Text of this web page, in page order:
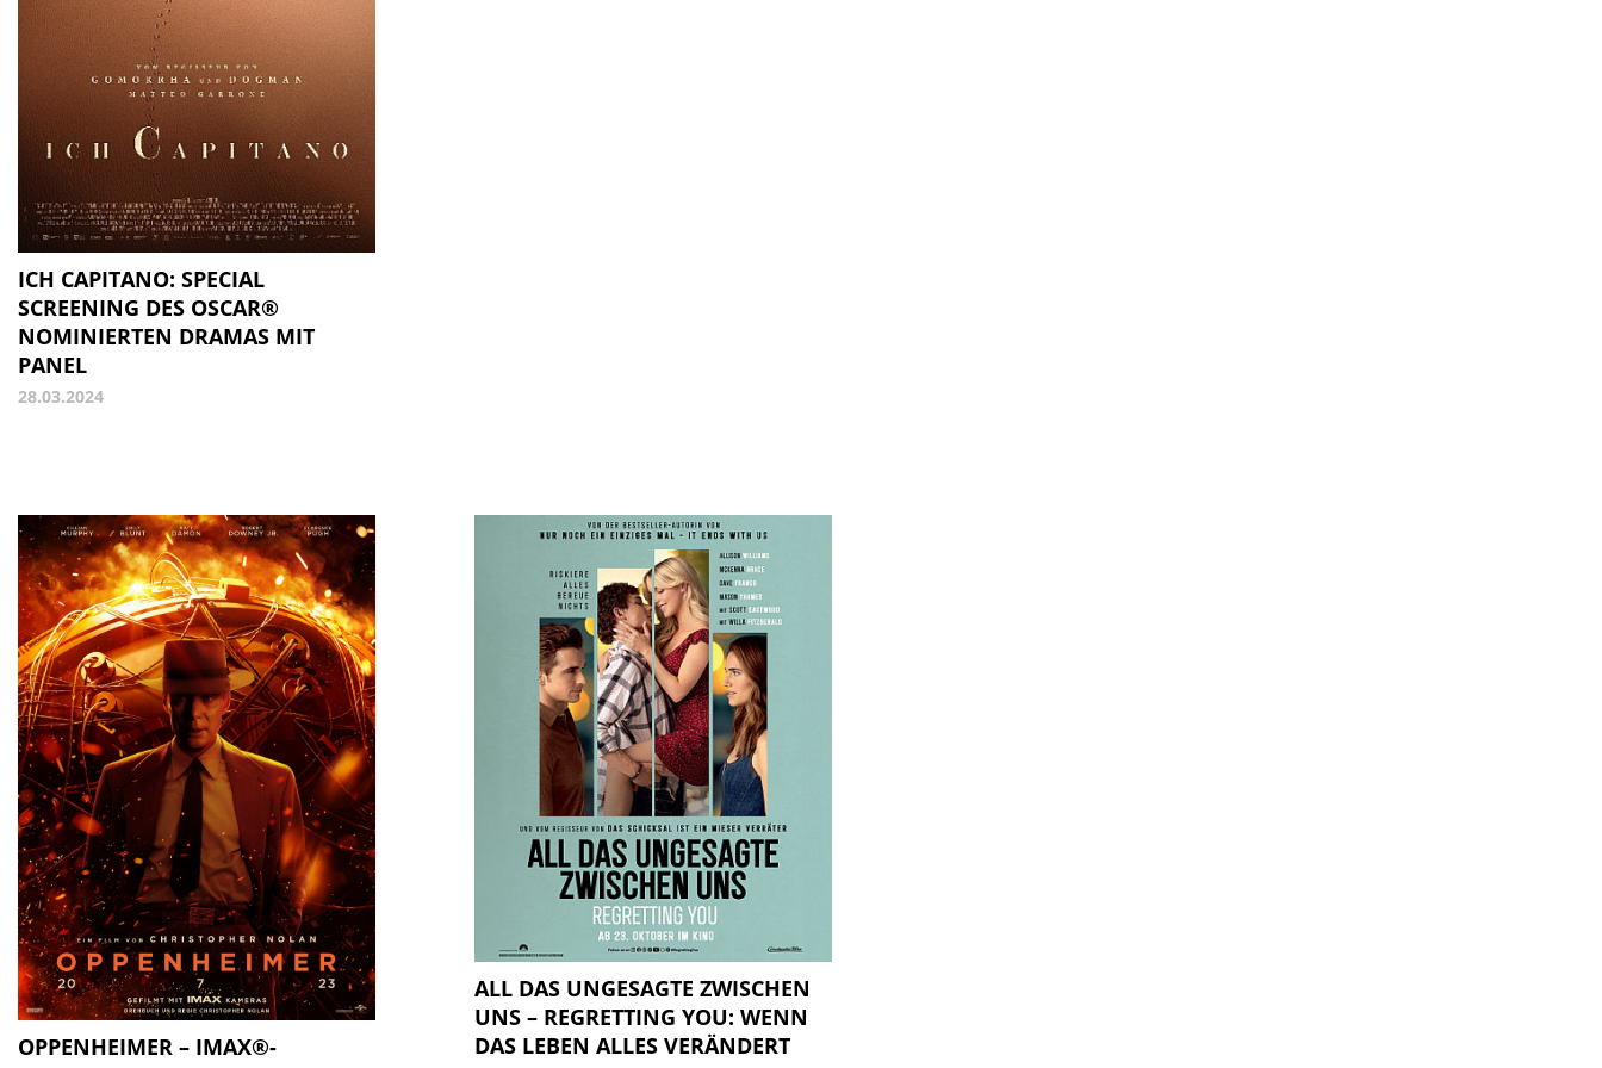
ICH CAPITANO: SPECIAL
SCREENING DES OSCAR®
NOMINIERTEN DRAMAS MIT
PANEL
28.03.2024
OPPENHEIMER – IMAX®-
ALL DAS UNGESAGTE ZWISCHEN
UNS – REGRETTING YOU: WENN
DAS LEBEN ALLES VERÄNDERT